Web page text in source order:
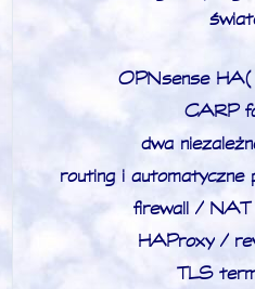
OPNsense HA
CARP
dwa
routing i automatyczne
firewall /
HAProxy /
TLS